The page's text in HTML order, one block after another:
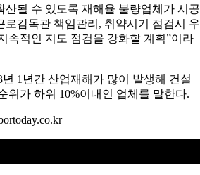
산될 수 있도록 재해율 불량업체가 시공
로감독관 책임관리, 취약시기 점검시 우
속적인 지도 점검을 강화할 계획”이라
1년간 산업재해가 많이 발생해 건설
위가 하위 10%이내인 업체를 말한다.